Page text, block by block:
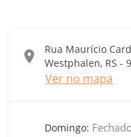
location_on
Rua Maurício
Westphalen, RS -
Ver no mapa
Domingo: Fechado